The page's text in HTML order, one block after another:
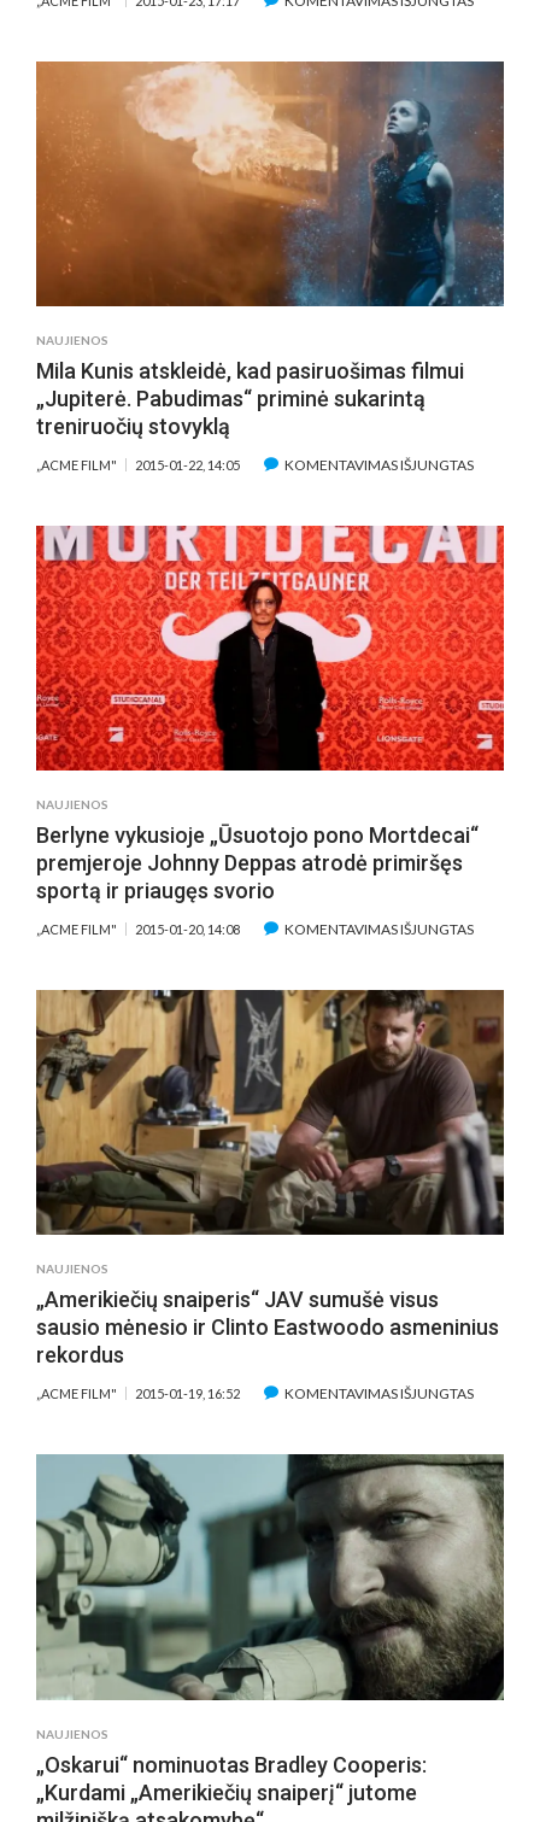
„ANNIE“
ŽVAIGŽDĖ
–
11-
METĖ
PAŽIBA
NAUJIENOS
Mila Kunis atskleidė, kad pasiruošimas filmui
„Jupiterė. Pabudimas“ priminė sukarintą
treniruočių stovyklą
„ACME FILM" 2015-01-22, 14:05 KOMENTAVIMAS IŠJUNGTASĮRAŠE
KAD
FILMUI
PRIMINĖ
NAUJIENOS
Berlyne vykusioje „Ūsuotojo pono Mortdecai“
premjeroje Johnny Deppas atrodė primiršęs
sportą ir priaugęs svorio
„ACME FILM" 2015-01-20, 14:08 KOMENTAVIMAS IŠJUNGTASĮRAŠE
PONO
JOHNNY
DEPPAS
ATRODĖ
PRIMIRŠĘS
SPORTĄ
IR
NAUJIENOS
„Amerikiečių snaiperis“ JAV sumušė visus
sausio mėnesio ir Clinto Eastwoodo asmeninius
rekordus
„ACME FILM" 2015-01-19, 16:52 KOMENTAVIMAS IŠJUNGTASĮRAŠE
JAV
SUMUŠĖ
VISUS
SAUSIO
MĖNESIO
IR
CLINTO
NAUJIENOS
„Oskarui“ nominuotas Bradley Cooperis:
„Kurdami „Amerikiečių snaiperį“ jutome